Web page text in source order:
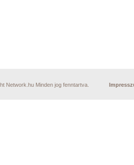
Network.hu Minden jog fenntartva.